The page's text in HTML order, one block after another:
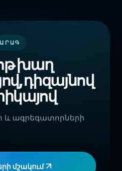
խաղ
դիզայնով
և ագրեգատորների
մշակում